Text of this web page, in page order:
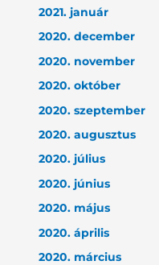
2021. január
2020. december
2020. november
2020. október
2020. szeptember
2020. augusztus
2020. július
2020. június
2020. május
2020. április
2020. március